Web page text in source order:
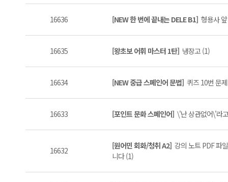
16636 [NEW 한 번에 끝내는 DELE B1] 형용사
16635 [왕초보 어휘 마스터 1탄] 냉장고 (1)
16634 [NEW 중급 스페인어 문법] 퀴즈 10번 문
16633 [포인트 문화 스페인어] \'난 상관없어\'라
16632 [원어민 회화/청취 A2] 강의 노트 PDF 파
니다 (1)